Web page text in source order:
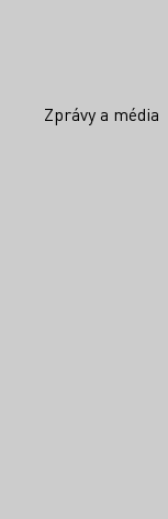
Zprávy a média